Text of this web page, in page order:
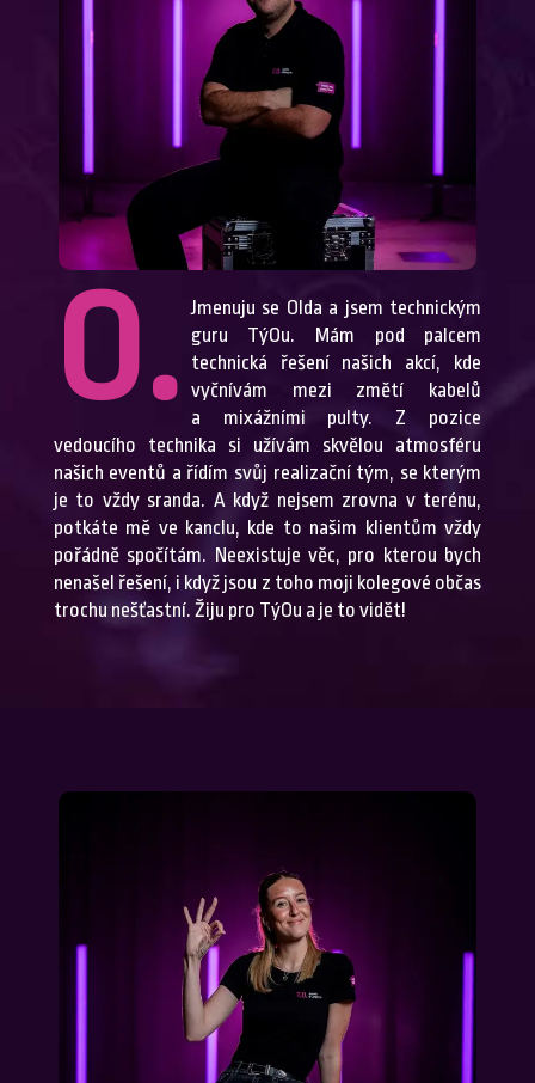
O. Jmenuju se Olda a jsem technickým
guru TýOu. Mám pod palcem
technická řešení našich akcí, kde
vyčnívám mezi změtí kabelů
a mixážními pulty. Z pozice
vedoucího technika si užívám skvělou atmosféru
našich eventů a řídím svůj realizační tým, se kterým
je to vždy sranda. A když nejsem zrovna v terénu,
potkáte mě ve kanclu, kde to našim klientům vždy
pořádně spočítám. Neexistuje věc, pro kterou bych
nenašel řešení, i když jsou z toho moji kolegové občas
trochu nešťastní. Žiju pro TýOu a je to vidět!